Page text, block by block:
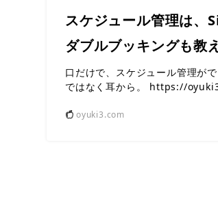
スケジュール管理は、
ダブルブッキングも教
口だけで、スケジュール管理が
ではなく耳から。 https://
oyuki3.com